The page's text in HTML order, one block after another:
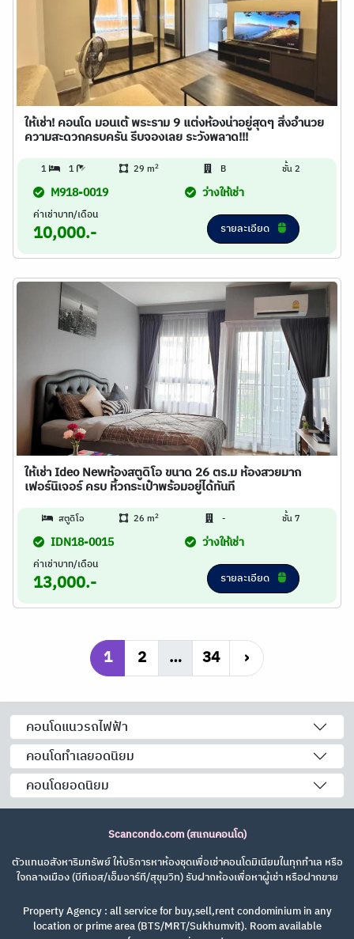
ให้เช่า! คอนโด มอนเต้ พระราม 9 แต่งห้องน่าอยู่สุดๆ สิ่งอำนวย
ความสะดวกครบครัน รีบจองเลย ระวังพลาด!!!
1 1 29 m2 B ชั้น 2
M918-0019 ว่างให้เช่า
ค่าเช่าบาท/เดือน
10,000.- รายละเอียด
ให้เช่า Ideo Newห้องสตูดิโอ ขนาด 26 ตร.ม ห้องสวยมาก
เฟอร์นิเจอร์ ครบ หิ้วกระเป๋าพร้อมอยู่ได้ทันที
สตูดิโอ 26 m2 - ชั้น 7
IDN18-0015 ว่างให้เช่า
ค่าเช่าบาท/เดือน
13,000.- รายละเอียด
1 2 … 34 ›
คอนโดแนวรถไฟฟ้า
คอนโดทำเลยอดนิยม
คอนโดยอดนิยม
Scancondo.com (สแกนคอนโด)
ตัวแทนอสังหาริมทรัพย์ ให้บริการหาห้องชุดเพื่อเช่าคอนโดมิเนียมในทุกทำเล หรือ
ใจกลางเมือง (บีทีเอส/เอ็มอาร์ที/สุขุมวิท) รับฝากห้องเพื่อหาผู้เช่า หรือฝากขาย
Property Agency : all service for buy,sell,rent condominium in any
location or prime area (BTS/MRT/Sukhumvit). Room available